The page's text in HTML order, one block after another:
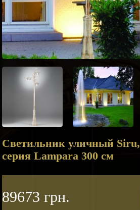
Светильник уличный Siru,
серия Lampara 300 см
89673 грн.